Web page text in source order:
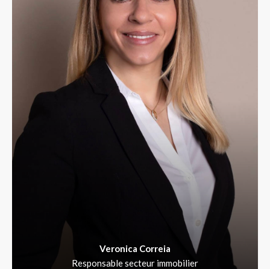
Veronica Correia
Responsable secteur immobilier